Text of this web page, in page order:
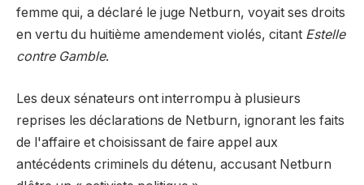
femme qui, a déclaré le juge Netburn, voyait ses droits
en vertu du huitième amendement violés, citant Estelle
contre Gamble.
Les deux sénateurs ont interrompu à plusieurs
reprises les déclarations de Netburn, ignorant les faits
de l'affaire et choisissant de faire appel aux
antécédents criminels du détenu, accusant Netburn